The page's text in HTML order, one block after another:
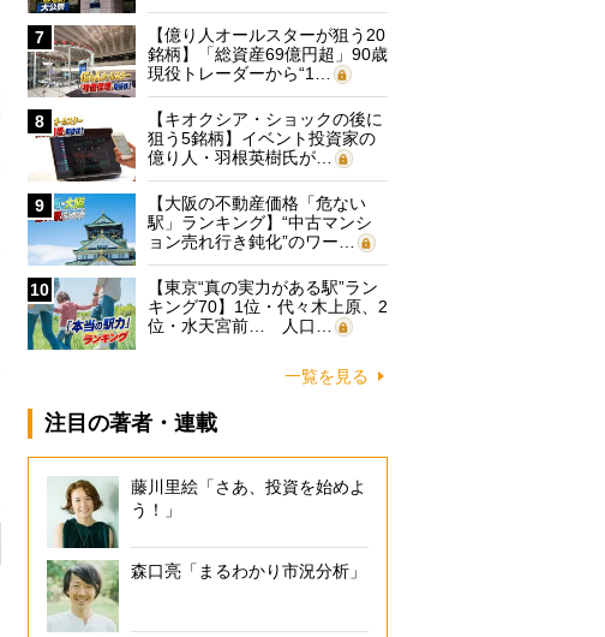
7
【億り人オールスターが狙う20
銘柄】「総資産69億円超」90歳
現役トレーダーから“1…
8
【キオクシア・ショックの後に
狙う5銘柄】イベント投資家の
億り人・羽根英樹氏が…
9
【大阪の不動産価格「危ない
駅」ランキング】“中古マンシ
ョン売れ行き鈍化”のワー…
10
【東京“真の実力がある駅”ラン
キング70】1位・代々木上原、2
位・水天宮前… 人口…
一覧を見る
注目の著者・連載
藤川里絵「さあ、投資を始めよ
う！」
森口亮「まるわかり市況分析」